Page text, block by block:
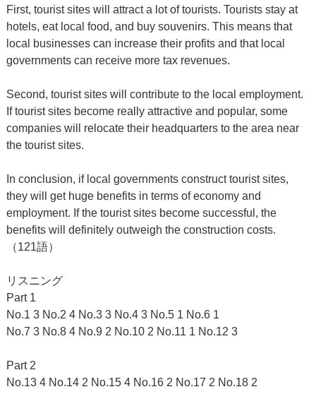
First, tourist sites will attract a lot of tourists. Tourists stay at
hotels, eat local food, and buy souvenirs. This means that
local businesses can increase their profits and that local
governments can receive more tax revenues.
Second, tourist sites will contribute to the local employment.
If tourist sites become really attractive and popular, some
companies will relocate their headquarters to the area near
the tourist sites.
In conclusion, if local governments construct tourist sites,
they will get huge benefits in terms of economy and
employment. If the tourist sites become successful, the
benefits will definitely outweigh the construction costs.
（121語）
リスニング
Part 1
No.1 3 No.2 4 No.3 3 No.4 3 No.5 1 No.6 1
No.7 3 No.8 4 No.9 2 No.10 2 No.11 1 No.12 3
Part 2
No.13 4 No.14 2 No.15 4 No.16 2 No.17 2 No.18 2